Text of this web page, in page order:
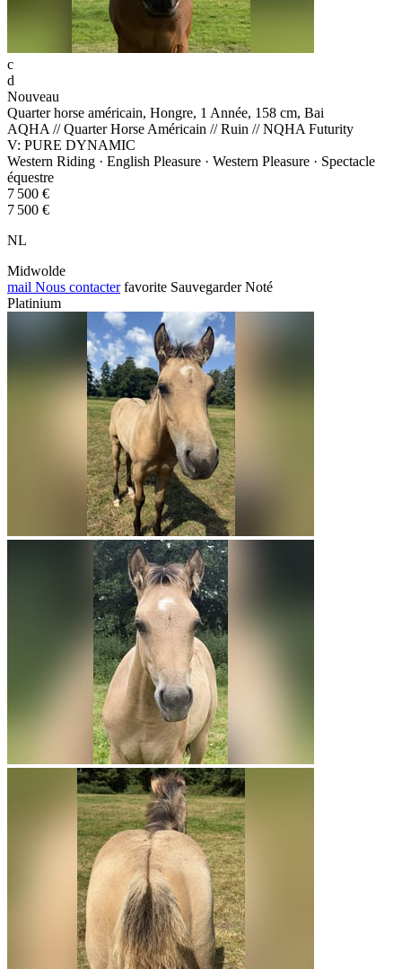
c
d
Nouveau
Quarter horse américain, Hongre, 1 Année, 158 cm, Bai
AQHA // Quarter Horse Américain // Ruin // NQHA Futurity
V: PURE DYNAMIC
Western Riding · English Pleasure · Western Pleasure · Spectacle
équestre
7 500 €
7 500 €
NL
Midwolde
mail Nous contacter favorite Sauvegarder Noté
Platinium